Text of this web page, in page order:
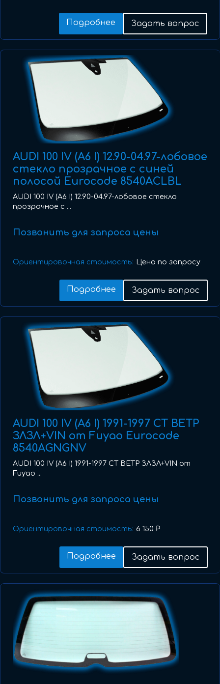
Подробнее Задать вопрос
AUDI 100 IV (A6 I) 12.90-04.97-лобовое
стекло прозрачное с синей
полосой Eurocode 8540ACLBL
AUDI 100 IV (A6 I) 12.90-04.97-лобовое стекло
прозрачное с ...
Позвонить для запроса цены
Ориентировочная стоимость: Цена по запросу
Подробнее Задать вопрос
AUDI 100 IV (A6 I) 1991-1997 СТ ВЕТР
ЗЛЗЛ+VIN от Fuyao Eurocode
8540AGNGNV
AUDI 100 IV (A6 I) 1991-1997 СТ ВЕТР ЗЛЗЛ+VIN от
Fuyao ...
Позвонить для запроса цены
Ориентировочная стоимость: 6 150 ₽
Подробнее Задать вопрос